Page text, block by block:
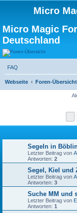
Micro
Micro Magic
Deutschland
FAQ
Webseite Foren-Übersicht
Segeln in
Letzter Beitrag von
Antworten: 2
Segel, Kiel und
Letzter Beitrag von
Antworten: 3
Suche MM und
Letzter Beitrag von
Antworten: 1